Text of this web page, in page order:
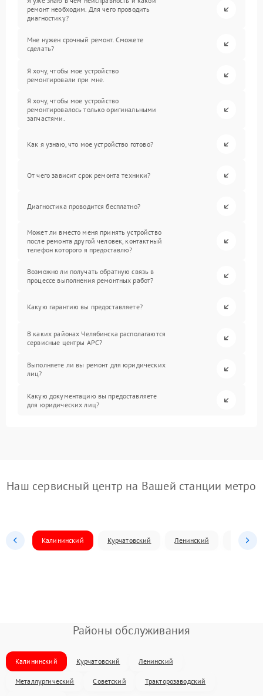
ремонт необходим. Для чего проводить
диагностику?
Мне нужен срочный ремонт. Сможете
сделать?
Я хочу, чтобы мое устройство
ремонтировали при мне.
Я хочу, чтобы мое устройство
ремонтировалось только оригинальными
запчастями.
Как я узнаю, что мое устройство готово?
От чего зависит срок ремонта техники?
Диагностика проводится бесплатно?
Может ли вместо меня принять устройство
после ремонта другой человек, контактный
телефон которого я предоставлю?
Возможно ли получать обратную связь в
процессе выполнения ремонтных работ?
Какую гарантию вы предоставляете?
В каких районах Челябинска располагаются
сервисные центры APC?
Выполняете ли вы ремонт для юридических
лиц?
Какую документацию вы предоставляете
для юридических лиц?
Наш сервисный центр на Вашей станции метро
Калининский Курчатовский Ленинский
Районы обслуживания
Калининский Курчатовский Ленинский
Металлургический Советский Тракторозаводский